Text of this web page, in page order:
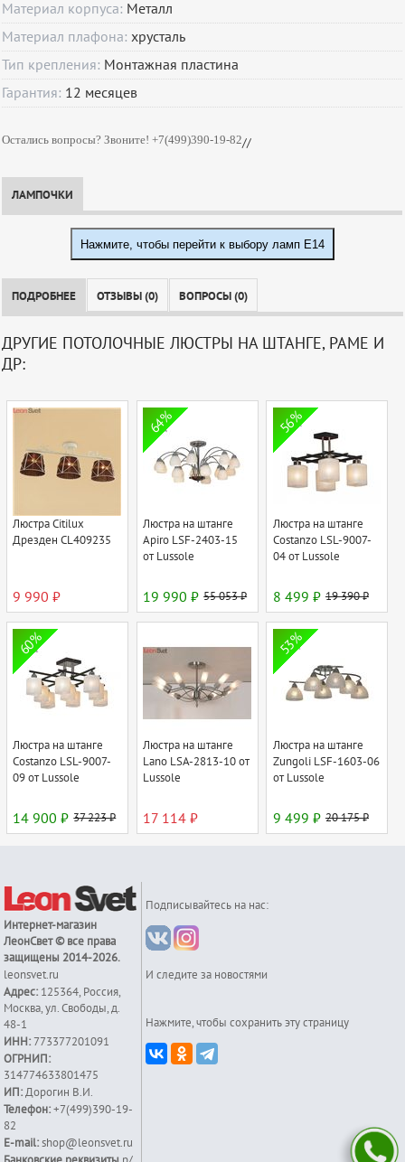
Материал корпуса: Металл
Материал плафона:хрусталь
Тип крепления: Монтажная пластина
Гарантия: 12 месяцев
Остались вопросы? Звоните! +7(499)390-19-82//
ЛАМПОЧКИ
Нажмите, чтобы перейти к выбору ламп E14
ПОДРОБНЕЕ ОТЗЫВЫ (0) ВОПРОСЫ (0)
ДРУГИЕ ПОТОЛОЧНЫЕ ЛЮСТРЫ НА ШТАНГЕ, РАМЕ И
ДР:
Люстра Citilux
Дрезден CL409235
9 990 ₽
64%
Люстра на штанге
Apiro LSF-2403-15
от Lussole
19 990 ₽ 55 053 ₽
56%
Люстра на штанге
Costanzo LSL-9007-
04 от Lussole
8 499 ₽ 19 390 ₽
60%
Люстра на штанге
Costanzo LSL-9007-
09 от Lussole
14 900 ₽ 37 223 ₽
Люстра на штанге
Lano LSA-2813-10 от
Lussole
17 114 ₽
53%
Люстра на штанге
Zungoli LSF-1603-06
от Lussole
9 499 ₽ 20 175 ₽
Интернет-магазин
ЛеонСвет© все права
защищены 2014-2026.
leonsvet.ru
Адрес: 125364, Россия,
Москва,ул. Свободы, д.
48-1
ИНН:773377201091
ОГРНИП:
314774633801475
ИП:Дорогин В.И.
Телефон: +7(499)390-19-
82
E-mail: shop@leonsvet.ru
Подписывайтесь на нас:
И следите за новостями
Нажмите, чтобы сохранить эту страницу